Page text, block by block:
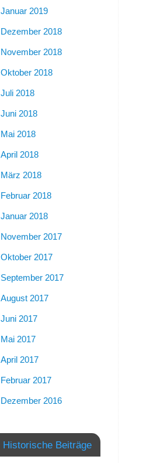
Januar 2019
Dezember 2018
November 2018
Oktober 2018
Juli 2018
Juni 2018
Mai 2018
April 2018
März 2018
Februar 2018
Januar 2018
November 2017
Oktober 2017
September 2017
August 2017
Juni 2017
Mai 2017
April 2017
Februar 2017
Dezember 2016
Historische Beiträge